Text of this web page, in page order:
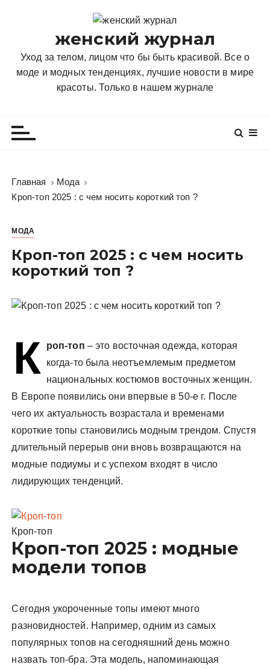
женский журнал
Уход за телом, лицом что бы быть красивой. Все о
моде и модных тенденциях, лучшие новости в мире
красоты. Только в нашем журнале
Главная
Мода
Кроп-топ 2025 : с чем носить короткий топ ?
МОДА
Кроп-топ 2025 : с чем носить
короткий топ ?
К роп-топ – это восточная одежда, которая
когда-то была неотъемлемым предметом
национальных костюмов восточных женщин.
В Европе появились они впервые в 50-е г. После
чего их актуальность возрастала и временами
короткие топы становились модным трендом. Спустя
длительный перерыв они вновь возвращаются на
модные подиумы и с успехом входят в число
лидирующих тенденций.
Кроп-топ
Кроп-топ 2025 : модные
модели топов
Сегодня укороченные топы имеют много
разновидностей. Например, одним из самых
популярных топов на сегодняшний день можно
назвать топ-бра. Эта модель, напоминающая